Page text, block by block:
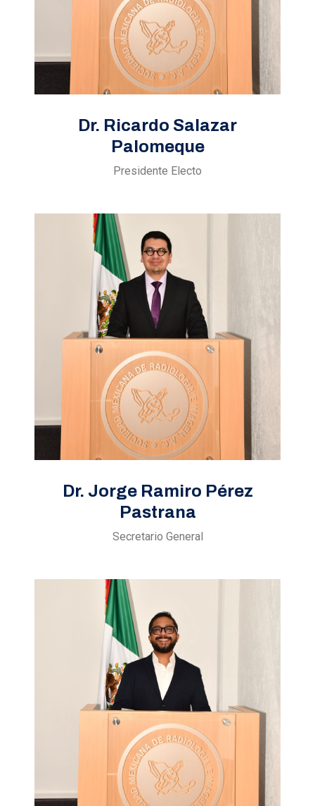
Dr. Ricardo Salazar
Palomeque
Presidente Electo
Dr. Jorge Ramiro Pérez
Pastrana
Secretario General